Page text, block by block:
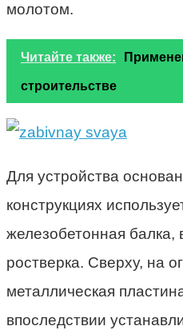
молотом.
Читайте также:
строительстве
Для устройства
конструкциях
железобетонная
ростверка. Сверху, на
металлическая
впоследствии